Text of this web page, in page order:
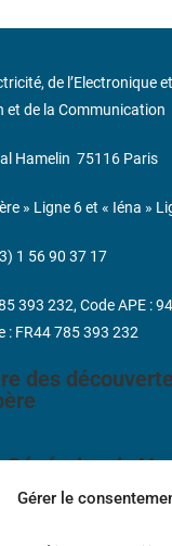
Gérer le
des
de
de l’Electronique
et de la Communication
Hamelin 75116 Paris
» Ligne 6 et « Iéna »
1 56 90 37 17
393 232, Code APE :
: FR44 785 393 232